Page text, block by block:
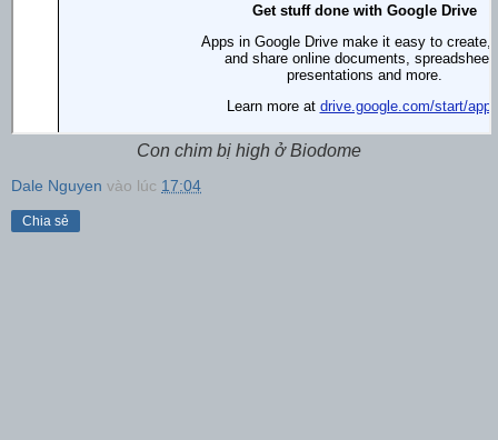
Con chim bị high ở Biodome
Dale Nguyen vào lúc 17:04
Chia sẻ